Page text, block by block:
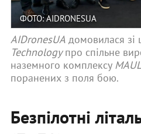
ФОТО: AIDRONESUA
AIDronesUAдомовилася зі
Technologyпро спільне
наземного комплексу MAUL
поранених з поля бою.
Безпілотні